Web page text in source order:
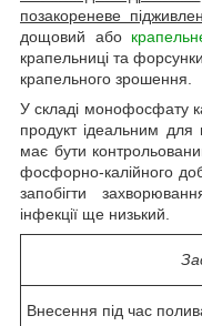
позакореневе
дощовий або
крапельниці та
крапельного зрошення.
У складі монофосфату
продукт ідеальним для
має бути
фосфорно-калійного
запобігти
інфекції ще низький.
Внесення під час